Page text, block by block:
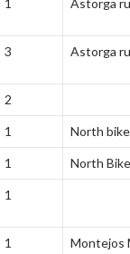
1 Astorga
3 Astorga
2
1 North
1 North
1
1 Montejos